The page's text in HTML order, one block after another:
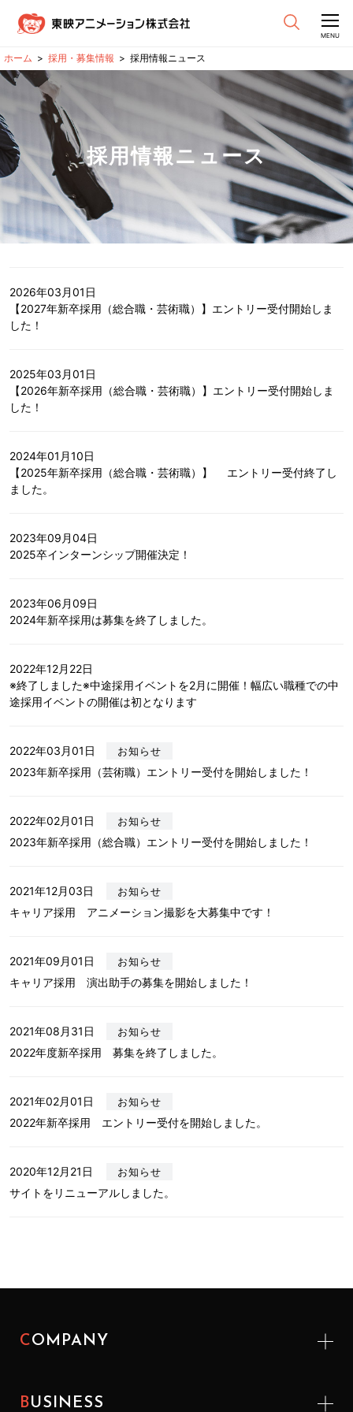
CLOSE
MENU
採用・募集情報 採用情報ニュース
採用情報ニュース
2026年03月01日
【2027年新卒採用（総合職・芸術職）】エントリー受付開始しま
した！
2025年03月01日
【2026年新卒採用（総合職・芸術職）】エントリー受付開始しま
した！
2024年01月10日
【2025年新卒採用（総合職・芸術職）】 エントリー受付終了し
ました。
2023年09月04日
2025卒インターンシップ開催決定！
2023年06月09日
2024年新卒採用は募集を終了しました。
2022年12月22日
※終了しました※中途採用イベントを2月に開催！幅広い職種での中
途採用イベントの開催は初となります
2022年03月01日 お知らせ
2023年新卒採用（芸術職）エントリー受付を開始しました！
2022年02月01日 お知らせ
2023年新卒採用（総合職）エントリー受付を開始しました！
2021年12月03日 お知らせ
キャリア採用 アニメーション撮影を大募集中です！
2021年09月01日 お知らせ
キャリア採用 演出助手の募集を開始しました！
2021年08月31日 お知らせ
2022年度新卒採用 募集を終了しました。
2021年02月01日 お知らせ
2022年新卒採用 エントリー受付を開始しました。
2020年12月21日 お知らせ
サイトをリニューアルしました。
COMPANY
BUSINESS